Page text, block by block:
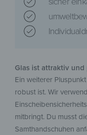
Glas ist attraktiv und
Ein weiterer
robust ist. Wir
mitbringt. Du musst
Samthandschuhen